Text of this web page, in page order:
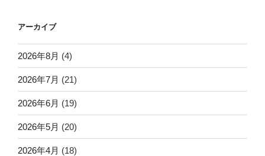
アーカイブ
2026年8月 (4)
2026年7月 (21)
2026年6月 (19)
2026年5月 (20)
2026年4月 (18)